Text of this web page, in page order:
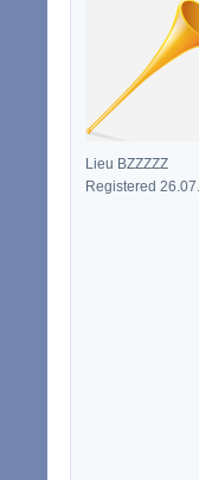
Lieu BZZZZZ
Registered